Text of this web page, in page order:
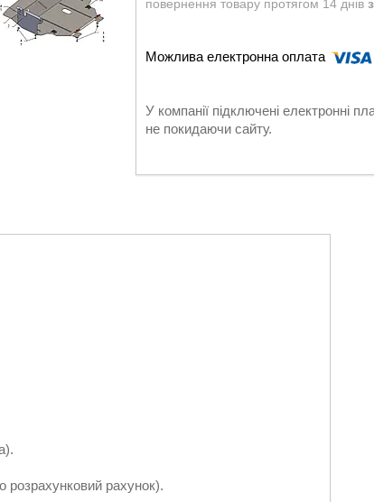
повернення товару протягом 14 днів
У компанії підключені електронні
не покидаючи сайту.
розрахунковий рахунок).